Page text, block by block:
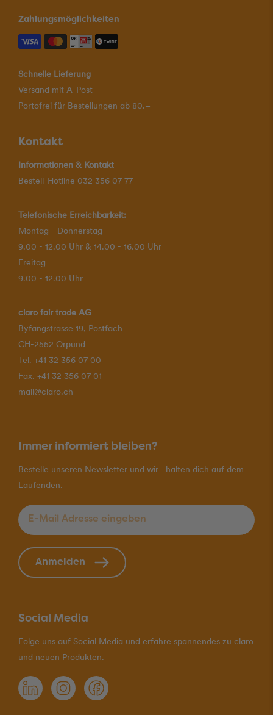
Zahlungsmöglichkeiten
Schnelle Lieferung
Versand mit A-Post
Portofrei für Bestellungen ab 80.–
Kontakt
Informationen & Kontakt
Bestell-Hotline 032 356 07 77
Telefonische Erreichbarkeit:
Montag - Donnerstag
9.00 - 12.00 Uhr & 14.00 - 16.00 Uhr
Freitag
9.00 - 12.00 Uhr
claro fair trade AG
Byfangstrasse 19, Postfach
CH-2552 Orpund
Tel. +41 32 356 07 00
Fax. +41 32 356 07 01
mail@claro.ch
Immer informiert bleiben?
Bestelle unseren Newsletter und wir halten dich auf dem
Laufenden.
E-Mail Adresse eingeben
Anmelden
Social Media
Folge uns auf Social Media und erfahre spannendes zu claro
und neuen Produkten.